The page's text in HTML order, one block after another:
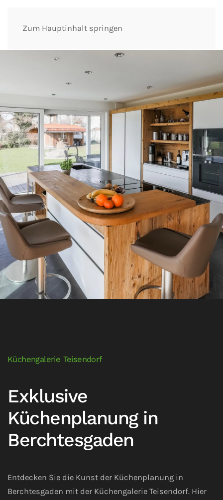
Zum Hauptinhalt springen
Küchengalerie Teisendorf
Exklusive
Küchenplanung in
Berchtesgaden
Entdecken Sie die Kunst der Küchenplanung in
Berchtesgaden mit der Küchengalerie Teisendorf. Hier